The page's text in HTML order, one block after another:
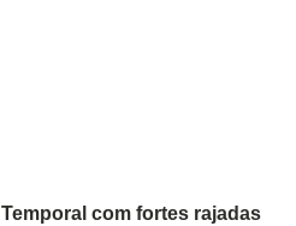
Temporal com fortes rajadas